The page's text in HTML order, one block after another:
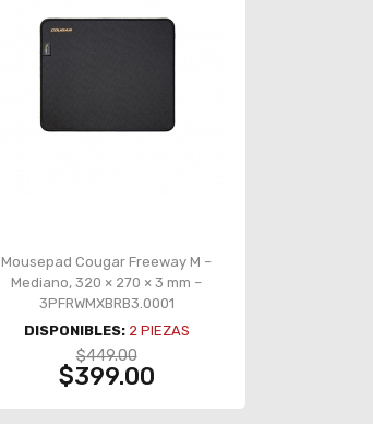
Mousepad Cougar Freeway M –
Mediano, 320 × 270 × 3 mm –
3PFRWMXBRB3.0001
DISPONIBLES: 2PIEZAS
$449.00
$399.00